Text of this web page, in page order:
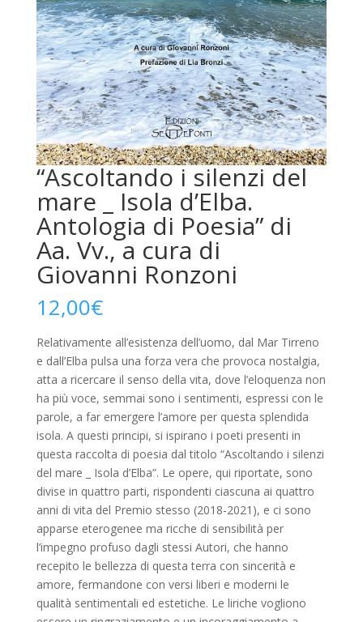
“Ascoltando i silenzi del
mare _ Isola d’Elba.
Antologia di Poesia” di
Aa. Vv., a cura di
Giovanni Ronzoni
12,00€
Relativamente all’esistenza dell’uomo, dal Mar Tirreno
e dall’Elba pulsa una forza vera che provoca nostalgia,
atta a ricercare il senso della vita, dove l’eloquenza non
ha più voce, semmai sono i sentimenti, espressi con le
parole, a far emergere l’amore per questa splendida
isola. A questi principi, si ispirano i poeti presenti in
questa raccolta di poesia dal titolo “Ascoltando i silenzi
del mare _ Isola d’Elba”. Le opere, qui riportate, sono
divise in quattro parti, rispondenti ciascuna ai quattro
anni di vita del Premio stesso (2018-2021), e ci sono
apparse eterogenee ma ricche di sensibilità per
l’impegno profuso dagli stessi Autori, che hanno
recepito le bellezza di questa terra con sincerità e
amore, fermandone con versi liberi e moderni le
qualità sentimentali ed estetiche. Le liriche vogliono